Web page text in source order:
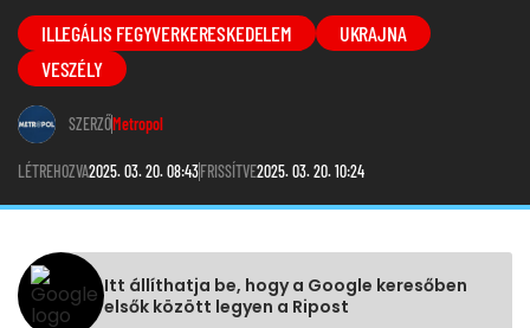
ILLEGÁLIS FEGYVERKERESKEDELEM
UKRAJNA
VESZÉLY
SZERZŐMetropol
LÉTREHOZVA2025. 03. 20. 08:43FRISSÍTVE2025. 03. 20. 10:24
Itt állíthatja be, hogy a Google keresőben
elsők között legyen a Ripost